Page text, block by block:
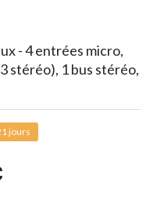
- 4 entrées micro,
stéréo), 1 bus stéréo,
jours